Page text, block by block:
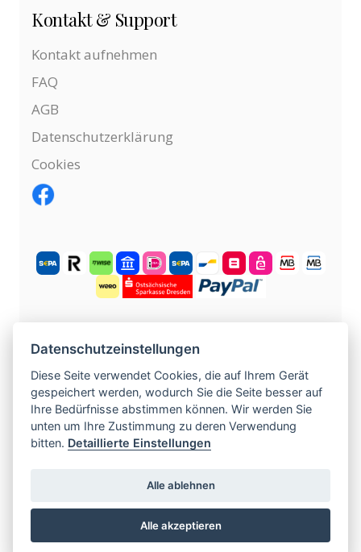
Kontakt & Support
Kontakt aufnehmen
FAQ
AGB
Datenschutzerklärung
Cookies
©2004 -2026tschechische-traumfrauen.de.
Alle Rechte vorbehalten.
KOSTENLOS ANMELDEN
www.europska-zoznamka.sk
seznamka.cz|www.loveineurope.eu|
www.stavdum.cz
Datenschutzeinstellungen
Diese Seite verwendet Cookies, die auf Ihrem Gerät
gespeichert werden, wodurch Sie die Seite besser auf
Ihre Bedürfnisse abstimmen können. Wir werden Sie
unten um Ihre Zustimmung zu deren Verwendung
bitten. Detaillierte Einstellungen
Alle ablehnen
Alle akzeptieren